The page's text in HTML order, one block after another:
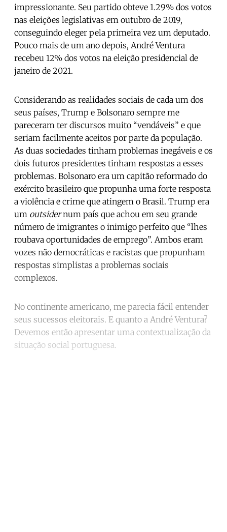
impressionante. Seu partido obteve 1.29% dos votos
nas eleições legislativas em outubro de 2019,
conseguindo eleger pela primeira vez um deputado.
Pouco mais de um ano depois, André Ventura
recebeu 12% dos votos na eleição presidencial de
janeiro de 2021.
Considerando as realidades sociais de cada um dos
seus países, Trump e Bolsonaro sempre me
pareceram ter discursos muito “vendáveis” e que
seriam facilmente aceitos por parte da população.
As duas sociedades tinham problemas inegáveis e os
dois futuros presidentes tinham respostas a esses
problemas. Bolsonaro era um capitão reformado do
exército brasileiro que propunha uma forte resposta
a violência e crime que atingem o Brasil. Trump era
um outsidernum país que achou em seu grande
número de imigrantes o inimigo perfeito que “lhes
roubava oportunidades de emprego”. Ambos eram
vozes não democráticas e racistas que propunham
respostas simplistas a problemas sociais
complexos.
No continente americano, me parecia fácil entender
seus sucessos eleitorais. E quanto a André Ventura?
Devemos então apresentar uma contextualização da
situação social portuguesa.